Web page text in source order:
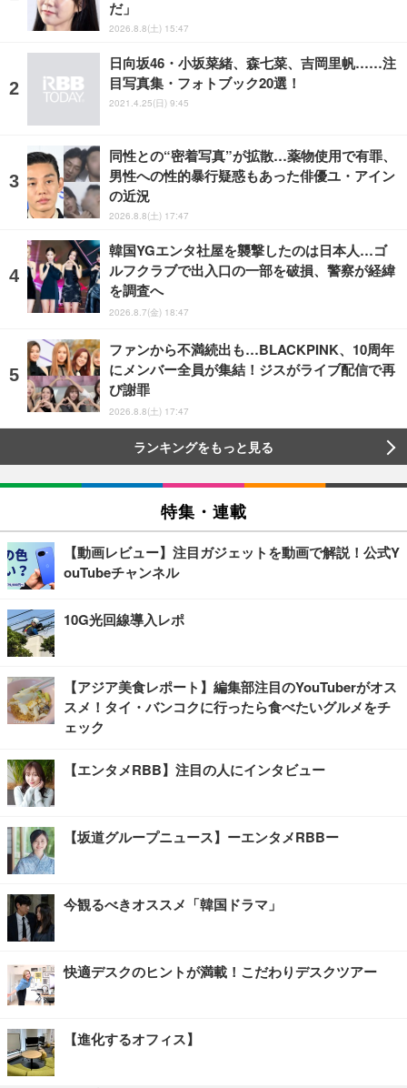
だ」
2026.8.8(土) 15:47
日向坂46・小坂菜緒、森七菜、吉岡里帆……注
目写真集・フォトブック20選！
2021.4.25(日) 9:45
同性との“密着写真”が拡散…薬物使用で有罪、
男性への性的暴行疑惑もあった俳優ユ・アイン
の近況
2026.8.8(土) 17:47
韓国YGエンタ社屋を襲撃したのは日本人…ゴ
ルフクラブで出入口の一部を破損、警察が経緯
を調査へ
2026.8.7(金) 18:47
ファンから不満続出も…BLACKPINK、10周年
にメンバー全員が集結！ジスがライブ配信で再
び謝罪
2026.8.8(土) 17:47
ランキングをもっと見る
特集・連載
【動画レビュー】注目ガジェットを動画で解説！公式Y
ouTubeチャンネル
10G光回線導入レポ
【アジア美食レポート】編集部注目のYouTuberがオス
スメ！タイ・バンコクに行ったら食べたいグルメをチ
ェック
【エンタメRBB】注目の人にインタビュー
【坂道グループニュース】ーエンタメRBBー
今観るべきオススメ「韓国ドラマ」
快適デスクのヒントが満載！こだわりデスクツアー
【進化するオフィス】